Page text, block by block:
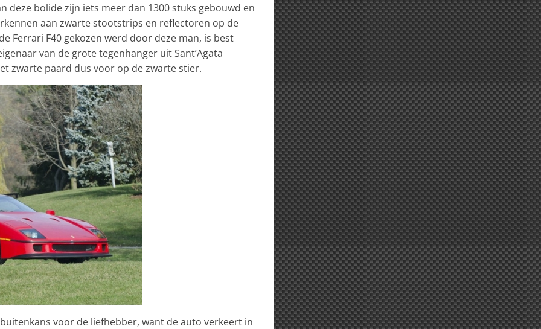
deze bolide zijn iets meer dan 1300 stuks gebouwd en
aan zwarte stootstrips en reflectoren op de
Ferrari F40 gekozen werd door deze man, is best
van de grote tegenhanger uit Sant’Agata
zwarte paard dus voor op de zwarte stier.
buitenkans voor de liefhebber, want de auto verkeert in